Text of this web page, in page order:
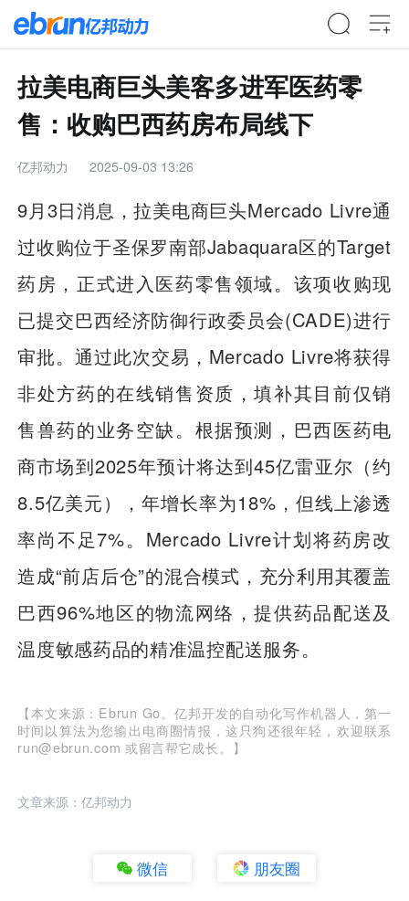
拉美电商巨头美客多进军医药零
售：收购巴西药房布局线下
亿邦动力 2025-09-03 13:26
9月3日消息，拉美电商巨头Mercado Livre通
过收购位于圣保罗南部Jabaquara区的Target
药房，正式进入医药零售领域。该项收购现
已提交巴西经济防御行政委员会(CADE)进行
审批。通过此次交易，Mercado Livre将获得
非处方药的在线销售资质，填补其目前仅销
售兽药的业务空缺。根据预测，巴西医药电
商市场到2025年预计将达到45亿雷亚尔（约
8.5亿美元），年增长率为18%，但线上渗透
率尚不足7%。Mercado Livre计划将药房改
造成“前店后仓”的混合模式，充分利用其覆盖
巴西96%地区的物流网络，提供药品配送及
温度敏感药品的精准温控配送服务。
【本文来源：Ebrun Go。亿邦开发的自动化写作机器人，第一
时间以算法为您输出电商圈情报，这只狗还很年轻，欢迎联系
run@ebrun.com 或留言帮它成长。】
文章来源：亿邦动力
微信 朋友圈